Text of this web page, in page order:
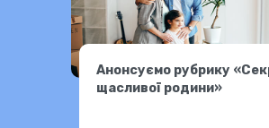
Анонсуємо рубрику
щасливої родини»